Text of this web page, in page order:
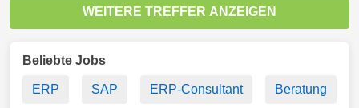
WEITERE TREFFER ANZEIGEN
Beliebte Jobs
ERP SAP ERP-Consultant Beratung